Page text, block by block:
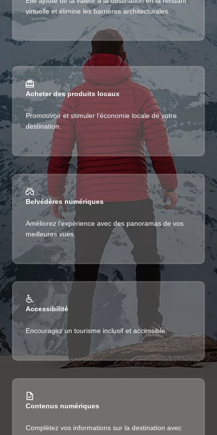
virtuelle et élimine les barrières architecturales.
Acheter des produits locaux
Promouvoir et stimuler l’économie locale de votre
destination.
Belvédères numériques
Améliorez l’expérience avec des panoramas de vos
meilleures vues.
Accessibilité
Encouragez un tourisme inclusif et accessible.
Contenus numériques
Complétez vos informations sur la destination avec